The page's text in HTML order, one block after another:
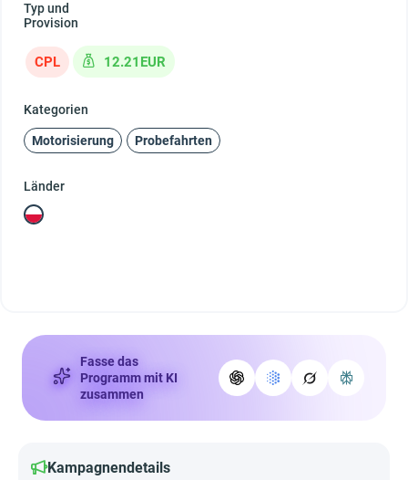
Typ und
Provision
CPL 12.21EUR
Kategorien
Motorisierung Probefahrten
Länder
Fasse das
Programm mit KI
zusammen
Kampagnendetails